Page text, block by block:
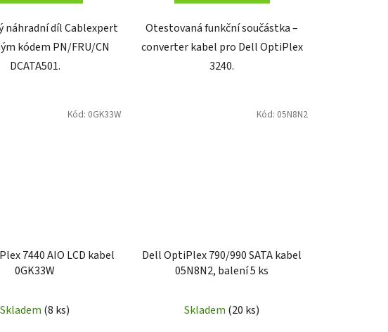
náhradní díl Cablexpert
kódem PN/FRU/CN
DCATA501.
Otestovaná funkční součástka –
converter kabel pro Dell OptiPlex
3240.
7440 AIO LCD kabel
0GK33W
Skladem (8 ks)
Kód: 0GK33W
Dell OptiPlex 790/990 SATA kabel
05N8N2, balení 5 ks
Skladem (20 ks)
Kód: 05N8N2